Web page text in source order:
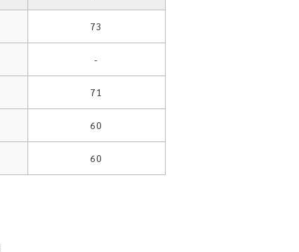
73
-
71
60
60